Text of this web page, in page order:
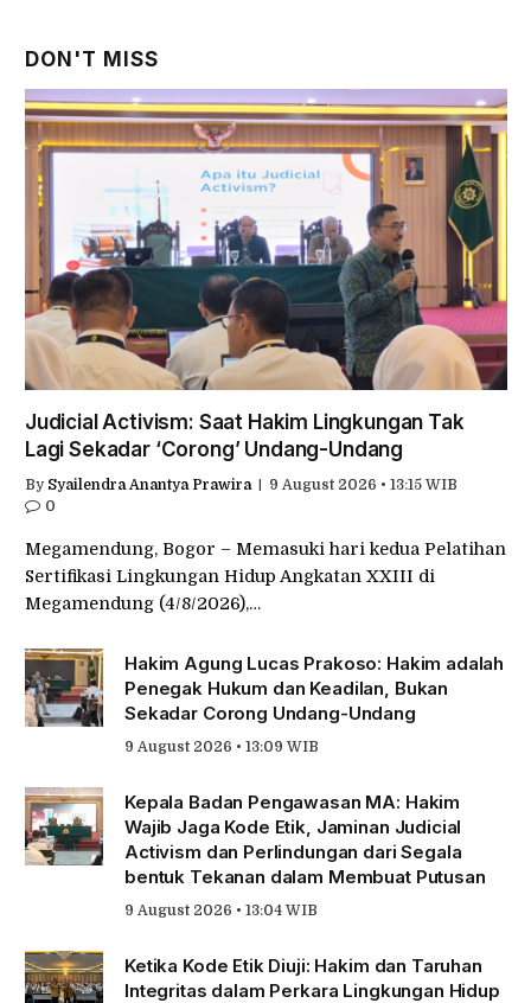
DON'T MISS
Judicial Activism: Saat Hakim Lingkungan Tak
Lagi Sekadar ‘Corong’ Undang-Undang
By Syailendra Anantya Prawira
9 August 2026 • 13:15 WIB
0
Megamendung, Bogor – Memasuki hari kedua Pelatihan
Sertifikasi Lingkungan Hidup Angkatan XXIII di
Megamendung (4/8/2026),…
Hakim Agung Lucas Prakoso: Hakim adalah
Penegak Hukum dan Keadilan, Bukan
Sekadar Corong Undang-Undang
9 August 2026 • 13:09 WIB
Kepala Badan Pengawasan MA: Hakim
Wajib Jaga Kode Etik, Jaminan Judicial
Activism dan Perlindungan dari Segala
bentuk Tekanan dalam Membuat Putusan
9 August 2026 • 13:04 WIB
Ketika Kode Etik Diuji: Hakim dan Taruhan
Integritas dalam Perkara Lingkungan Hidup